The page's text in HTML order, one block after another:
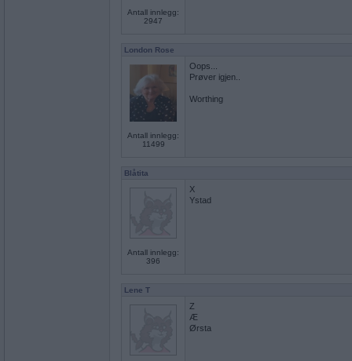
Antall innlegg:
2947
London Rose
Antall innlegg:
11499
Oops...
Prøver igjen..
Worthing
Blåtita
Antall innlegg:
396
X
Ystad
Lene T
Z
Æ
Ørsta